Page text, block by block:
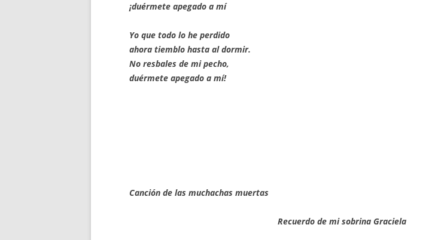
¡duérmete apegado a mí
Yo que todo lo he perdido
ahora tiemblo hasta al dormir.
No resbales de mi pecho,
duérmete apegado a mí!
Canción de las muchachas muertas
Recuerdo de mi sobrina Graciela